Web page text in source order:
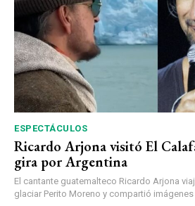
ESPECTÁCULOS
Ricardo Arjona visitó El
gira por Argentina
El cantante guatemalteco Ricardo Arjona
glaciar Perito Moreno y compartió